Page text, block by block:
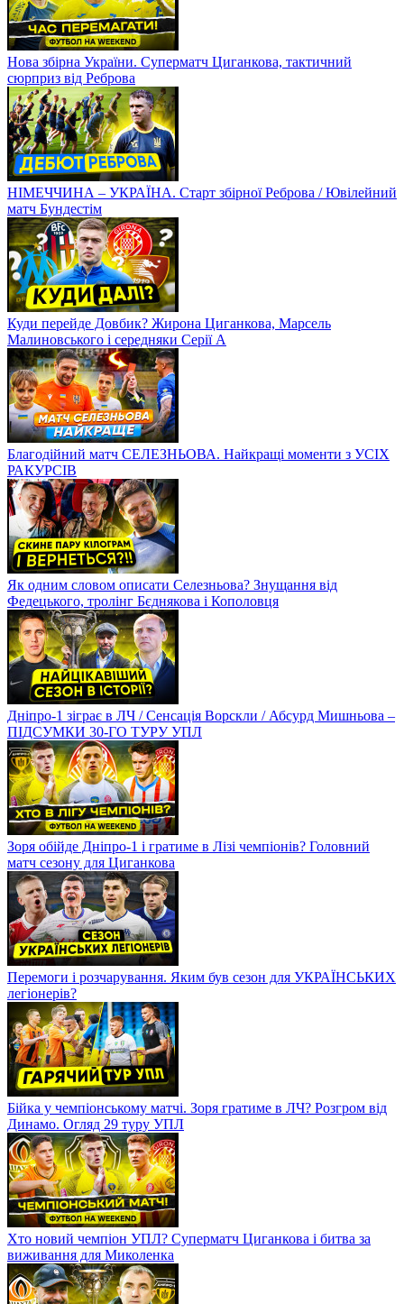
Нова збірна України. Суперматч Циганкова, тактичний
сюрприз від Реброва
НІМЕЧЧИНА – УКРАЇНА. Старт збірної Реброва / Ювілейний
матч Бундестім
Куди перейде Довбик? Жирона Циганкова, Марсель
Малиновського і середняки Серії А
Благодійний матч СЕЛЕЗНЬОВА. Найкращі моменти з УСІХ
РАКУРСІВ
Як одним словом описати Селезньова? Знущання від
Федецького, тролінг Бєднякова і Кополовця
Дніпро-1 зіграє в ЛЧ / Сенсація Ворскли / Абсурд Мишньова –
ПІДСУМКИ 30-ГО ТУРУ УПЛ
Зоря обійде Дніпро-1 і гратиме в Лізі чемпіонів? Головний
матч сезону для Циганкова
Перемоги і розчарування. Яким був сезон для УКРАЇНСЬКИХ
легіонерів?
Бійка у чемпіонському матчі. Зоря гратиме в ЛЧ? Розгром від
Динамо. Огляд 29 туру УПЛ
Хто новий чемпіон УПЛ? Суперматч Циганкова і битва за
виживання для Миколенка